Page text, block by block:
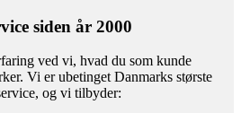
siden år 2000
ved vi, hvad du som kunde
Vi er ubetinget Danmarks største
og vi tilbyder: